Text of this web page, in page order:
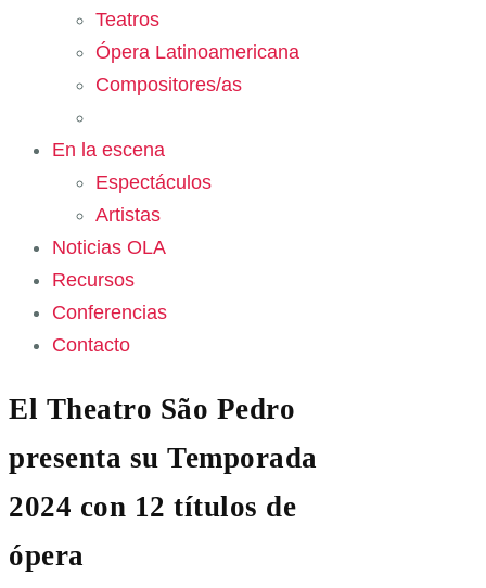
Teatros
Ópera Latinoamericana
Compositores/as
En la escena
Espectáculos
Artistas
Noticias OLA
Recursos
Conferencias
Contacto
El Theatro São Pedro
presenta su Temporada
2024 con 12 títulos de
ópera